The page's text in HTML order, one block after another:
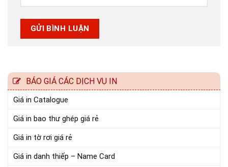
BÁO GIÁ CÁC DỊCH VỤ IN
Giá in Catalogue
Giá in bao thư ghép giá rẻ
Giá in tờ rơi giá rẻ
Giá in danh thiếp – Name Card